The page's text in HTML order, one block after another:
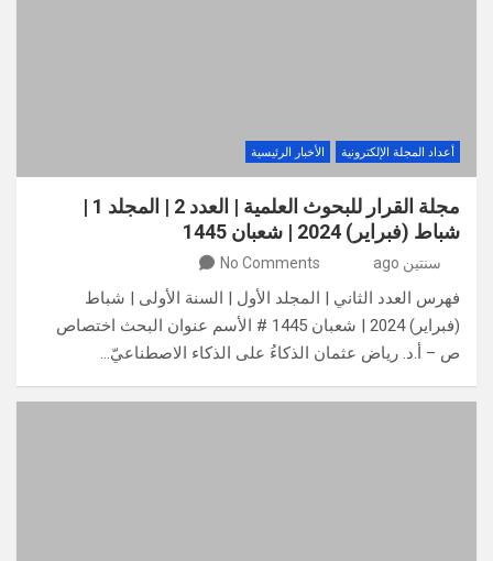
أعداد المجلة الإلكترونية الأخبار الرئيسية
مجلة القرار للبحوث العلمية | العدد 2 | المجلد 1 |
شباط (فبراير) 2024 | شعبان 1445
سنتين ago No Comments
فهرس العدد الثاني | المجلد الأول | السنة الأولى | شباط
(فبراير) 2024 | شعبان 1445 # الأسم عنوان البحث اختصاص
ص – أ.د. رياض عثمان الذكاءُ على الذكاء الاصطناعيّ…